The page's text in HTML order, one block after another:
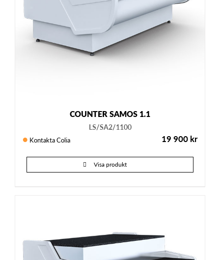
COUNTER SAMOS 1.1
LS/SA2/1100
Kontakta Colia 19 900 kr
Visa produkt